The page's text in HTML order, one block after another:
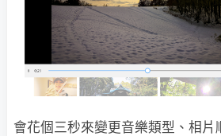
會花個三秒來變更音樂類型、相片